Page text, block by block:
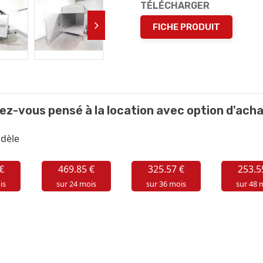
TÉLÉCHARGER
FICHE PRODUIT
vous pensé à la location avec option